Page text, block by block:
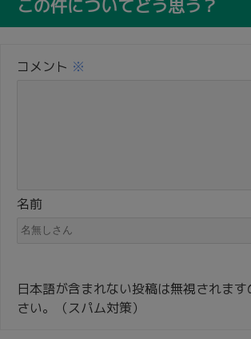
この件についてどう思う？
コメント ※
名前
日本語が含まれない投稿は無視されま
さい。（スパム対策）